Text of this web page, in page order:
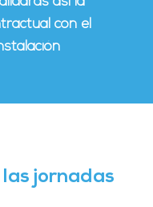
con el
jornadas